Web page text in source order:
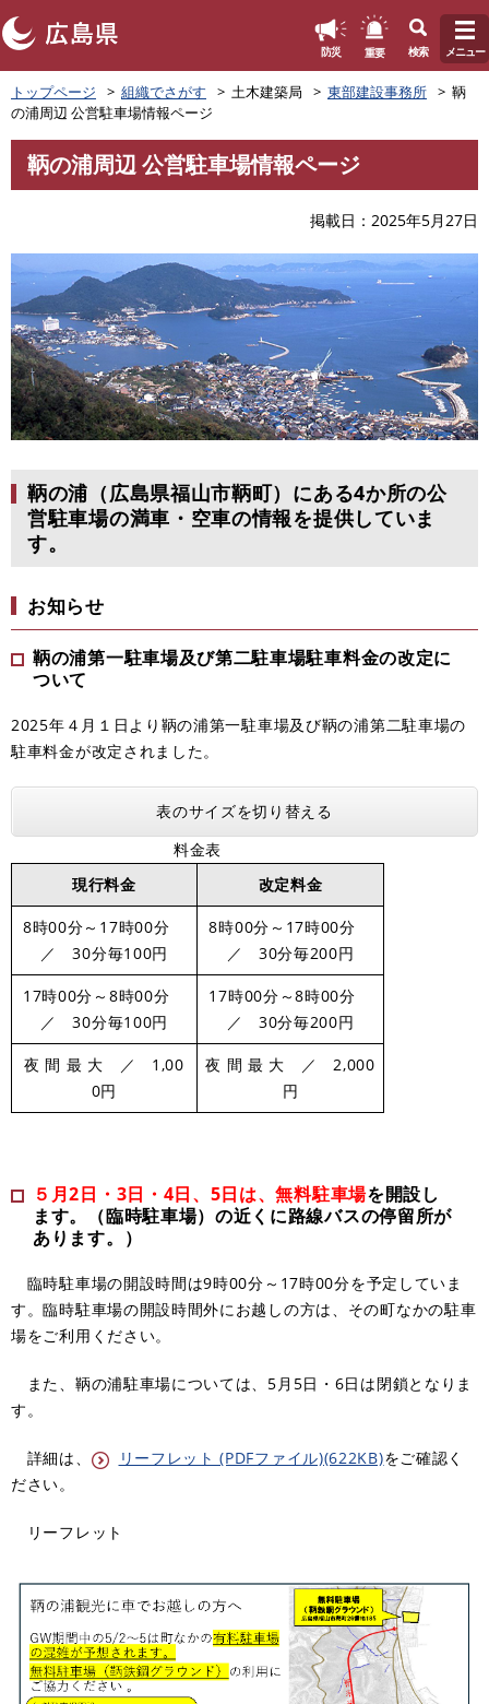
ペ
ー
ジ
の
頭
。
防災 重要 検索 メニュー
トップページ 組織でさがす 土木建築局 東部建設事務所
鞆
の浦周辺 公営駐車場情報ページ
文
鞆の浦周辺 公営駐車場情報ページ
掲載日 2025年5月27日
鞆の浦（広島県福山市鞆町）にある4か所の公
営駐車場の満車・空車の情報を提供していま
す。
お知らせ
鞆の浦第一駐車場及び第二駐車場駐車料金の改定に
ついて
2025年４月１日より鞆の浦第一駐車場及び鞆の浦第二駐車場の
駐車料金が改定されました。
表のサイズを切り替える
料金表
現行料金
改定料金
8時00分～17時00分
／ 30分毎100円
8時00分～17時00分
／ 30分毎200円
17時00分～8時00分
／ 30分毎100円
17時00分～8時00分
／ 30分毎200円
夜 間 最 大 ／ 1,00
0円
夜 間 最 大 ／ 2,000
円
５月2日・3日・4日、5日は、無料駐車場を開設し
ます。（臨時駐車場）の近くに路線バスの停留所が
あります。）
臨時駐車場の開設時間は9時00分～17時00分を予定していま
す。臨時駐車場の開設時間外にお越しの方は、その町なかの駐車
場をご利用ください。
また、鞆の浦駐車場については、5月5日・6日は閉鎖となりま
す。
詳細は、 リーフレット (PDFファイル)(622KB)をご確認く
ださい。
リーフレット